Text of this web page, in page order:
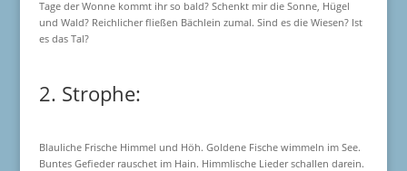
Tage der Wonne kommt ihr so bald? Schenkt mir die Sonne, Hügel
und Wald? Reichlicher fließen Bächlein zumal. Sind es die Wiesen? Ist
es das Tal?
2. Strophe:
Blauliche Frische Himmel und Höh. Goldene Fische wimmeln im See.
Buntes Gefieder rauschet im Hain. Himmlische Lieder schallen darein.